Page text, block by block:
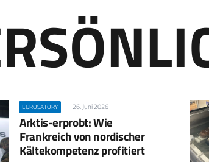
EUROSATORY 26. Juni 2026
Arktis-erprobt: Wie
Frankreich von nordischer
Kältekompetenz profitiert